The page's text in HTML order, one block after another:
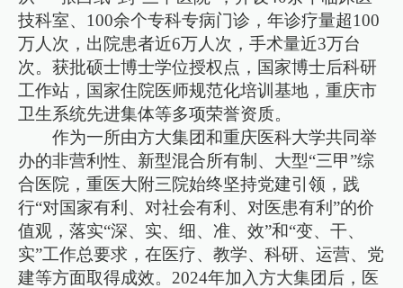
技科室、100余个专科专病门诊，年诊疗量超100
万人次，出院患者近6万人次，手术量近3万台
次。获批硕士博士学位授权点，国家博士后科研
工作站，国家住院医师规范化培训基地，重庆市
卫生系统先进集体等多项荣誉资质。
作为一所由方大集团和重庆医科大学共同举
办的非营利性、新型混合所有制、大型“三甲”综
合医院，重医大附三院始终坚持党建引领，践
行“对国家有利、对社会有利、对医患有利”的价
值观，落实“深、实、细、准、效”和“变、干、
实”工作总要求，在医疗、教学、科研、运营、党
建等方面取得成效。2024年加入方大集团后，医